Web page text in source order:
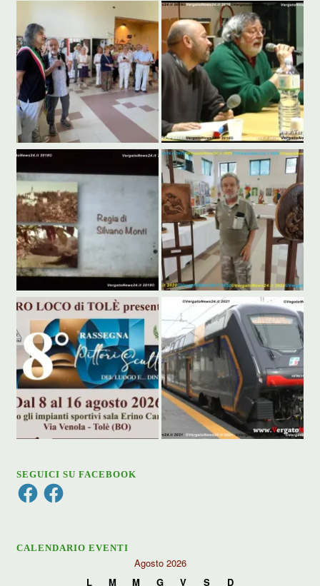
SEGUICI SU FACEBOOK
FacebookFacebook
CALENDARIO EVENTI
Agosto 2026
L
M M G V S
D